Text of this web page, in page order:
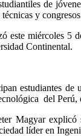
de
y
este miércoles 5
Continental.
estudiantes
del Perú,
Magyar explicó
líder en